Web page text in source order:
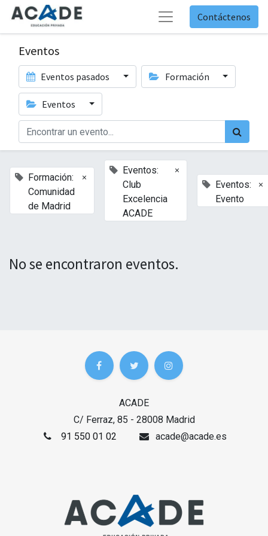
Contáctenos
Eventos
Eventos pasados Formación
Eventos
Formación:
Comunidad
de Madrid
×
Eventos:
Club
Excelencia
ACADE
×
Eventos:
Evento
×
No se encontraron eventos.
ACADE
C/ Ferraz, 85 - 28008 Madrid
91 550 01 02
acade@acade.es